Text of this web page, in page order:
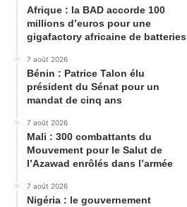
Afrique : la BAD accorde 100
millions d’euros pour une
gigafactory africaine de batteries
7 août 2026
Bénin : Patrice Talon élu
président du Sénat pour un
mandat de cinq ans
7 août 2026
Mali : 300 combattants du
Mouvement pour le Salut de
l’Azawad enrôlés dans l’armée
7 août 2026
Nigéria : le gouvernement